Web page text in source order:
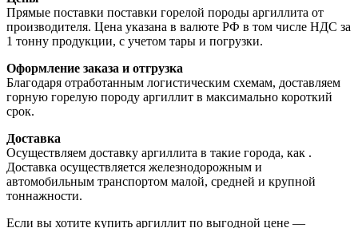
Прямые поставки поставки горелой породы аргиллита от
производителя. Цена указана в валюте РФ в том числе НДС за
1 тонну продукции, с учетом тары и погрузки.
Оформление заказа и отгрузка
Благодаря отработанным логистическим схемам, доставляем
горную горелую породу аргиллит в максимально короткий
срок.
Доставка
Осуществляем доставку аргиллита в такие города, как .
Доставка осуществляется железнодорожным и
автомобильным транспортом малой, средней и крупной
тоннажности.
Если вы хотите купить аргиллит по выгодной цене —